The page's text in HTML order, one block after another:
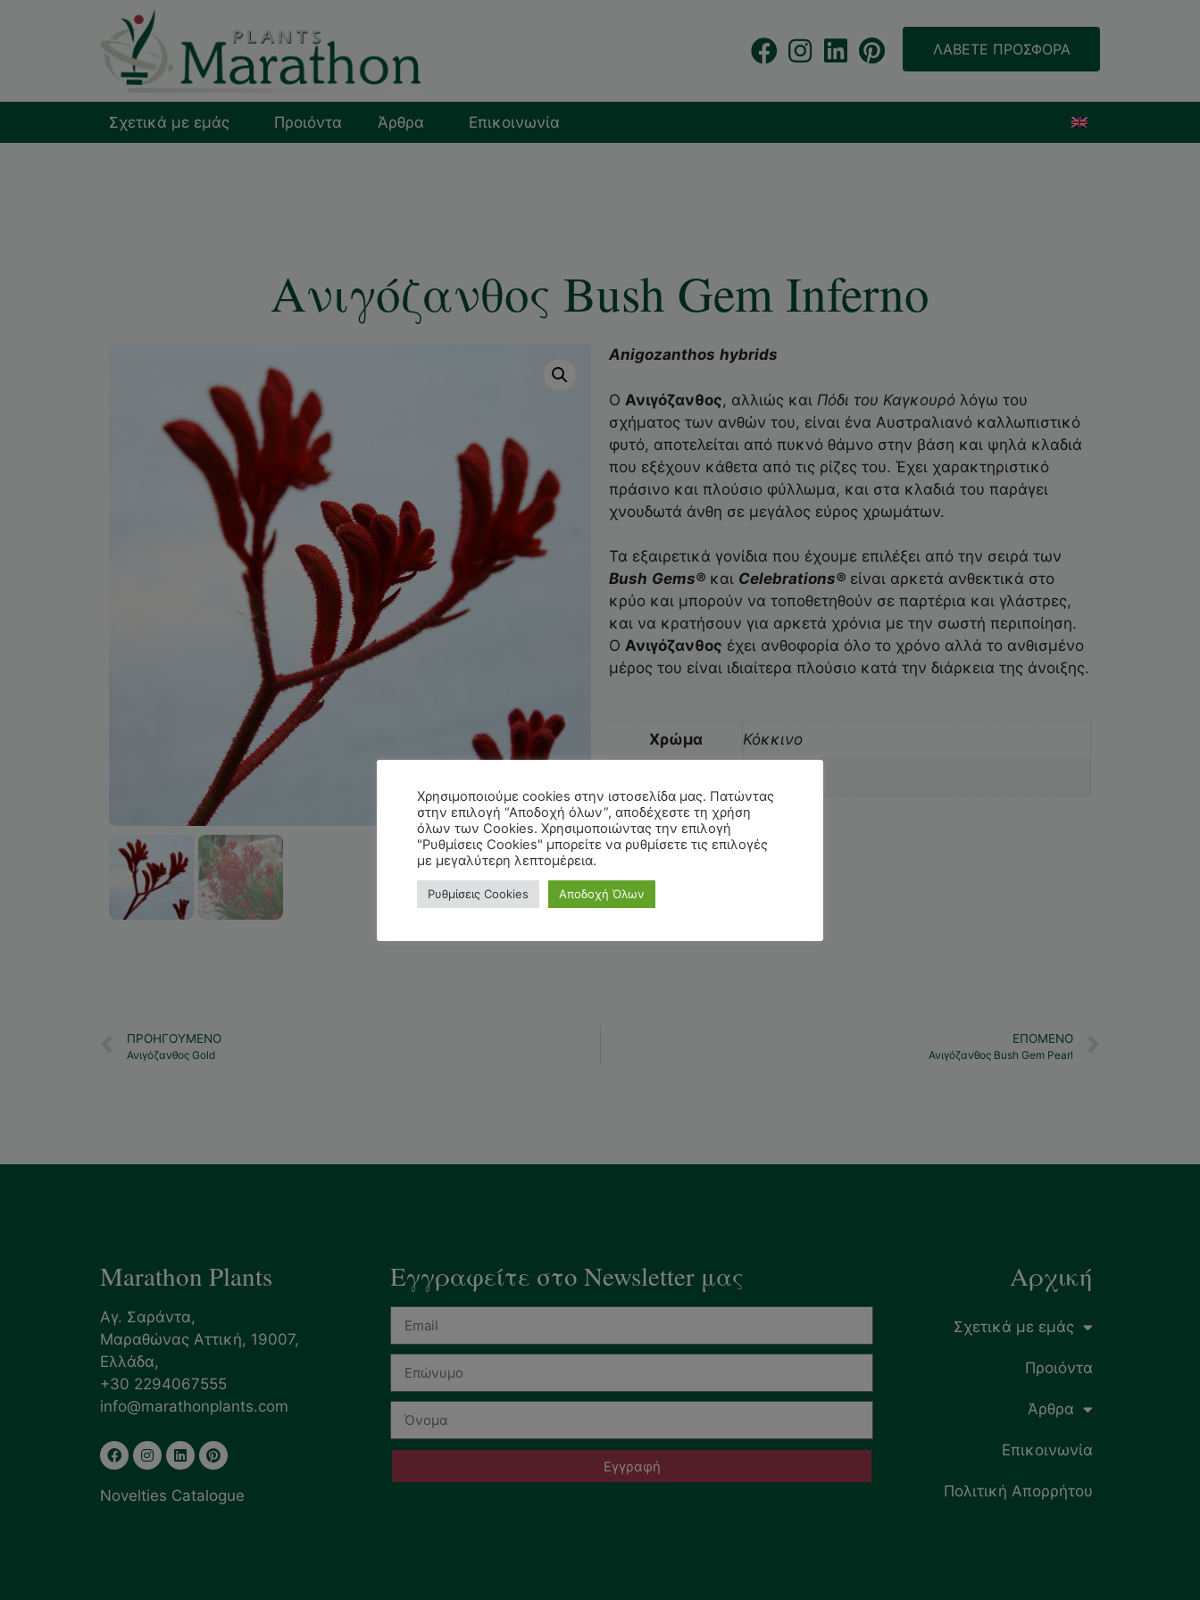
ΛΑΒΕΤΕ ΠΡΟΣΦΟΡΑ
Σχετικά με εμάς Προιόντα Άρθρα Επικοινωνία
Ανιγόζανθος Bush Gem Inferno
Anigozanthos hybrids
Ο Ανιγόζανθος, αλλιώς και Πόδι του Καγκουρό λόγω του
σχήματος των ανθών του, είναι ένα Αυστραλιανό καλλωπιστικό
φυτό, αποτελείται από πυκνό θάμνο στην βάση και ψηλά κλαδιά
που εξέχουν κάθετα από τις ρίζες του. Έχει χαρακτηριστικό
πράσινο και πλούσιο φύλλωμα, και στα κλαδιά του παράγει
χνουδωτά άνθη σε μεγάλος εύρος χρωμάτων.
Τα εξαιρετικά γονίδια που έχουμε επιλέξει από την σειρά των
Bush Gems® και Celebrations® είναι αρκετά ανθεκτικά στο
κρύο και μπορούν να τοποθετηθούν σε παρτέρια και γλάστρες,
και να κρατήσουν για αρκετά χρόνια με την σωστή περιποίηση.
Ο Ανιγόζανθος έχει ανθοφορία όλο το χρόνο αλλά το ανθισμένο
μέρος του είναι ιδιαίτερα πλούσιο κατά την διάρκεια της άνοιξης.
Χρώμα Κόκκινο
ΠΡΟΗΓΟΎΜΕΝΟ
Ανιγόζανθος Gold
ΕΠΌΜΕΝΟ
Ανιγόζανθος Bush Gem Pearl
Marathon Plants
Αγ. Σαράντα,
Μαραθώνας Αττική, 19007,
Ελλάδα,
+30 2294067555
info@marathonplants.com
Novelties Catalogue
Εγγραφείτε στο Newsletter μας
Εγγραφή
Αρχική
Σχετικά με εμάς
Προιόντα
Άρθρα
Επικοινωνία
Πολιτική Απορρήτου
Χρησιμοποιούμε cookies στην ιστοσελίδα μας. Πατώντας
στην επιλογή “Αποδοχή όλων”, αποδέχεστε τη χρήση
όλων των Cookies. Χρησιμοποιώντας την επιλογή
"Ρυθμίσεις Cookies" μπορείτε να ρυθμίσετε τις επιλογές
με μεγαλύτερη λεπτομέρεια.
Ρυθμίσεις Cookies Αποδοχή Όλων